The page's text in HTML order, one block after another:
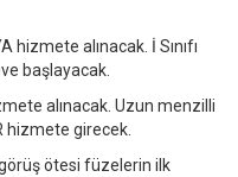
hizmete alınacak. İ Sınıfı
başlayacak.
alınacak. Uzun menzilli
hizmete girecek.
görüş ötesi füzelerin ilk